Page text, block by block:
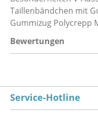
Taillenbändchen mit
Gummizug Polycrepp
Bewertungen
Service-Hotline